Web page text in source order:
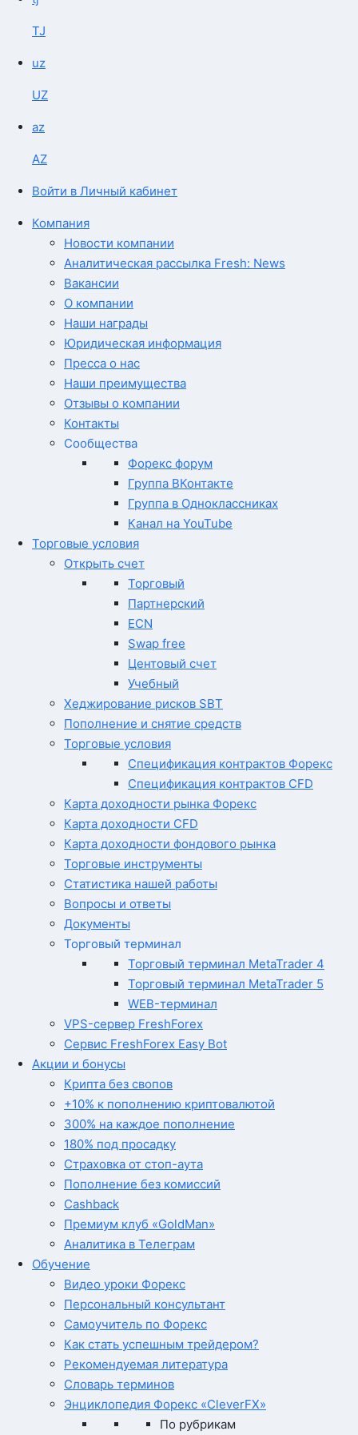
TJ
uz
UZ
az
AZ
Войти в Личный кабинет
Компания
Новости компании
Аналитическая рассылка Fresh: News
Вакансии
О компании
Наши награды
Юридическая информация
Пресса о нас
Наши преимущества
Отзывы о компании
Контакты
Сообщества
Форекс форум
Группа ВКонтакте
Группа в Одноклассниках
Канал на YouTube
Торговые условия
Открыть счет
Торговый
Партнерский
ECN
Swap free
Центовый счет
Учебный
Хеджирование рисков SBT
Пополнение и снятие средств
Торговые условия
Спецификация контрактов Форекс
Спецификация контрактов CFD
Карта доходности рынка Форекс
Карта доходности CFD
Карта доходности фондового рынка
Торговые инструменты
Статистика нашей работы
Вопросы и ответы
Документы
Торговый терминал
Торговый терминал MetaTrader 4
Торговый терминал MetaTrader 5
WEB-терминал
VPS-сервер FreshForex
Сервис FreshForex Easy Bot
Акции и бонусы
Крипта без свопов
+10% к пополнению криптовалютой
300% на каждое пополнение
180% под просадку
Страховка от стоп-аута
Пополнение без комиссий
Cashback
Премиум клуб «GoldMan»
Аналитика в Телеграм
Обучение
Видео уроки Форекс
Персональный консультант
Самоучитель по Форекс
Как стать успешным трейдером?
Рекомендуемая литература
Словарь терминов
Энциклопедия Форекс «CleverFX»
По рубрикам